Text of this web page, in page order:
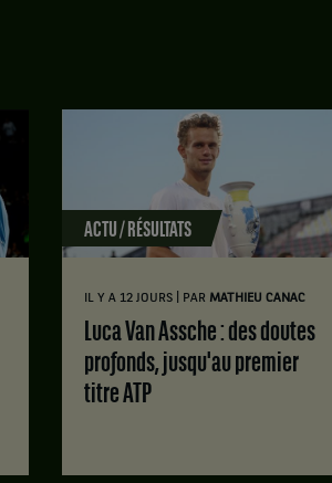
ACTU / RÉSULTATS
IL Y A 12 JOURS PAR MATHIEU CANAC
Luca Van Assche : des doutes
profonds, jusqu'au premier
titre ATP